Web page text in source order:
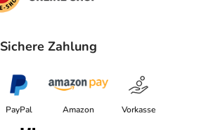
Sichere Zahlung
PayPal Amazon Vorkasse